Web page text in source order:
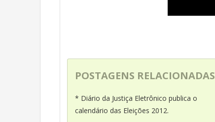
POSTAGENS RELACIONADAS
* Diário da Justiça Eletrônico publica o
calendário das Eleições 2012.